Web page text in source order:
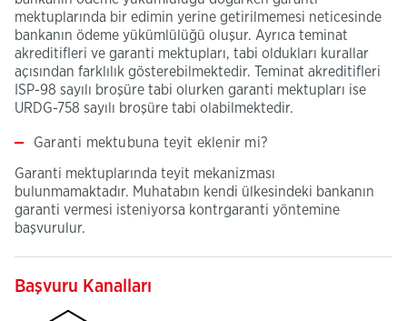
mektuplarında bir edimin yerine getirilmemesi neticesinde
bankanın ödeme yükümlülüğü oluşur. Ayrıca teminat
akreditifleri ve garanti mektupları, tabi oldukları kurallar
açısından farklılık gösterebilmektedir. Teminat akreditifleri
ISP-98 sayılı broşüre tabi olurken garanti mektupları ise
URDG-758 sayılı broşüre tabi olabilmektedir.
Garanti mektubuna teyit eklenir mi?
Garanti mektuplarında teyit mekanizması
bulunmamaktadır. Muhatabın kendi ülkesindeki bankanın
garanti vermesi isteniyorsa kontrgaranti yöntemine
başvurulur.
Başvuru Kanalları